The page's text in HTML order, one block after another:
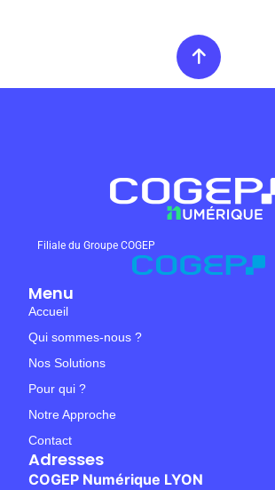
Filiale du Groupe COGEP
Menu
Accueil
Qui sommes-nous ?
Nos Solutions
Pour qui ?
Notre Approche
Contact
Adresses
COGEP Numérique LYON